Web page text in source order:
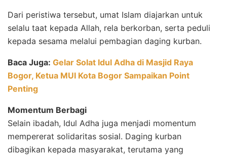
Dari peristiwa tersebut, umat Islam diajarkan untuk
selalu taat kepada Allah, rela berkorban, serta peduli
kepada sesama melalui pembagian daging kurban.
Baca Juga: Gelar Solat Idul Adha di Masjid Raya
Bogor, Ketua MUI Kota Bogor Sampaikan Point
Penting
Momentum Berbagi
Selain ibadah, Idul Adha juga menjadi momentum
mempererat solidaritas sosial. Daging kurban
dibagikan kepada masyarakat, terutama yang